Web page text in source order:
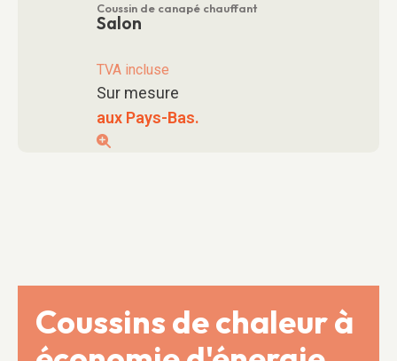
Coussin de canapé chauffant
Salon
TVA incluse
Sur mesure
aux Pays-Bas.
Coussins de chaleur à